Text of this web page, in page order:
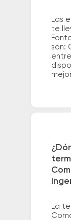
Las
te
son:
La